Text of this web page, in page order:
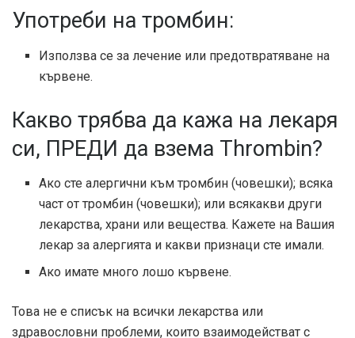
Употреби на тромбин:
Използва се за лечение или предотвратяване на
кървене.
Какво трябва да кажа на лекаря
си, ПРЕДИ да взема Thrombin?
Ако сте алергични към тромбин (човешки); всяка
част от тромбин (човешки); или всякакви други
лекарства, храни или вещества. Кажете на Вашия
лекар за алергията и какви признаци сте имали.
Ако имате много лошо кървене.
Това не е списък на всички лекарства или
здравословни проблеми, които взаимодействат с